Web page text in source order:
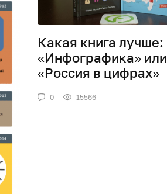
Какая книга лучше:
«Инфографика» или
«Россия в цифрах»
0 15566